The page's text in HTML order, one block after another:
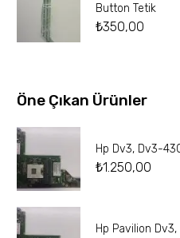
Button Tetik
₺350,00
Öne Çıkan Ürünler
Hp Dv3, Dv3-
₺1.250,00
Hp Pavilion